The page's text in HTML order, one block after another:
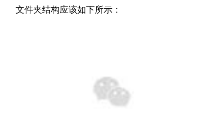
文件夹结构应该如下所示：